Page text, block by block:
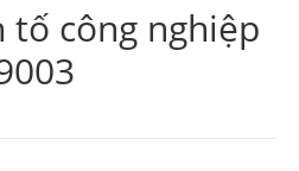
tố công nghiệp